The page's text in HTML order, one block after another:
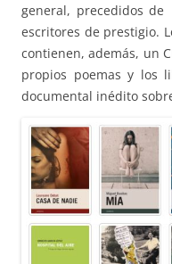
general, precedidos
escritores de prestigio.
contienen, además, un
propios poemas y los
documental inédito